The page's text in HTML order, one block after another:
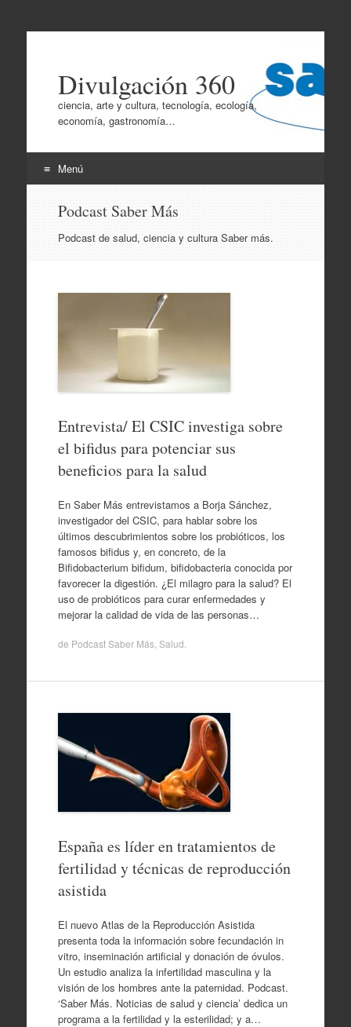
Divulgación 360
ciencia, arte y cultura, tecnología, ecología,
economía, gastronomía…
Menú
contenido
Podcast Saber Más
Podcast de salud, ciencia y cultura Saber más.
Entrevista/ El CSIC investiga sobre
el bifidus para potenciar sus
beneficios para la salud
En Saber Más entrevistamos a Borja Sánchez,
investigador del CSIC, para hablar sobre los
últimos descubrimientos sobre los probióticos, los
famosos bifidus y, en concreto, de la
Bifidobacterium bifidum, bifidobacteria conocida por
favorecer la digestión. ¿El milagro para la salud? El
uso de probióticos para curar enfermedades y
mejorar la calidad de vida de las personas…
de Podcast Saber Más, Salud
España es líder en tratamientos de
fertilidad y técnicas de reproducción
asistida
El nuevo Atlas de la Reproducción Asistida
presenta toda la información sobre fecundación in
vitro, inseminación artificial y donación de óvulos.
Un estudio analiza la infertilidad masculina y la
visión de los hombres ante la paternidad. Podcast.
‘Saber Más. Noticias de salud y ciencia’ dedica un
programa a la fertilidad y la esterilidad; y a…